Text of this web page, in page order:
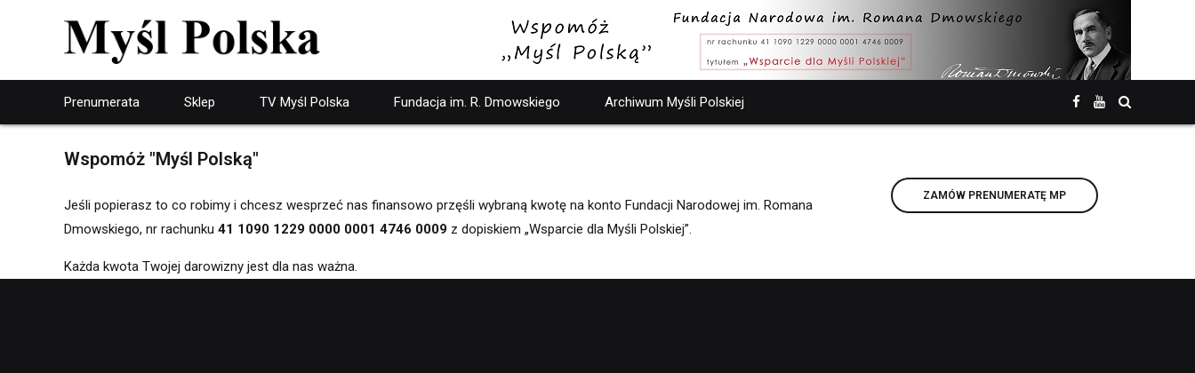
Prenumerata Sklep TV Myśl Polska Fundacja im. R. Dmowskiego Archiwum Myśli Polskiej
Wspomóż "Myśl Polską"
Jeśli popierasz to co robimy i chcesz wesprzeć nas finansowo przęśli wybraną kwotę na konto Fundacji Narodowej im. Romana
Dmowskiego, nr rachunku 41 1090 1229 0000 0001 4746 0009 z dopiskiem „Wsparcie dla Myśli Polskiej”.
Każda kwota Twojej darowizny jest dla nas ważna.
ZAMÓW PRENUMERATĘ MP